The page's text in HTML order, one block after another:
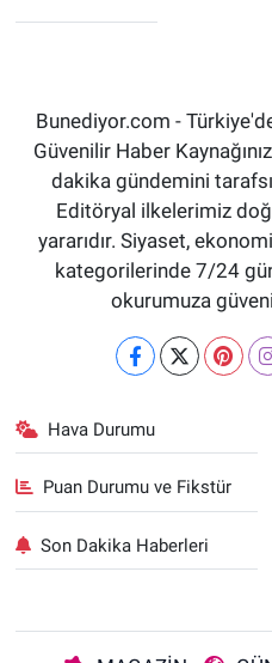
Bunediyor.com -
Güvenilir Haber
dakika gündemini
Editöryal ilkelerimiz
yararıdır. Siyaset,
kategorilerinde 7/24
okurumuza
Hava Durumu
Puan Durumu ve Fikstür
Son Dakika Haberleri